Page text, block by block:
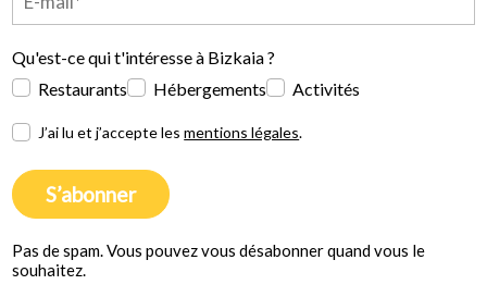
Qu'est-ce qui t'intéresse à Bizkaia ?
Restaurants
Hébergements Activités
J’ai lu et j’accepte lesmentions légales.
S’abonner
Pas de spam. Vous pouvez vous désabonner quand vous le
souhaitez.